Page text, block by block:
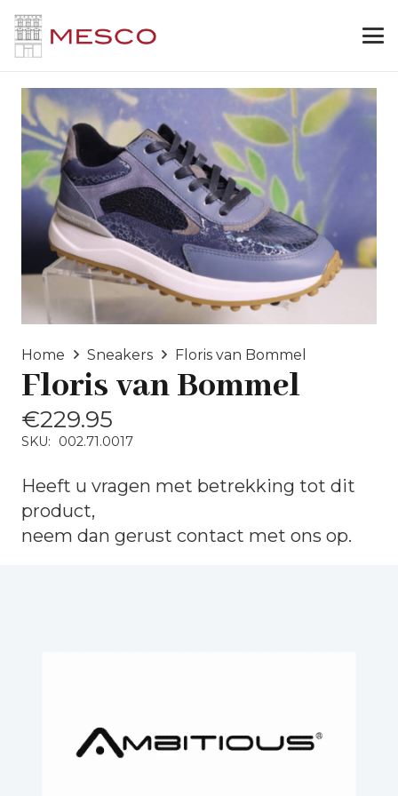
Home Sneakers Floris van Bommel
Floris van Bommel
€229.95
SKU: 002.71.0017
Heeft u vragen met betrekking tot dit
product,
neem dan gerust contact met ons op.